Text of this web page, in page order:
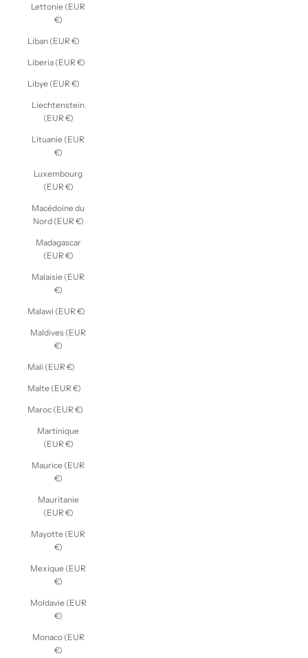
Lettonie (EUR
€)
Liban (EUR €)
Liberia (EUR €)
Libye (EUR €)
Liechtenstein
(EUR €)
Lituanie (EUR
€)
Luxembourg
(EUR €)
Macédoine du
Nord (EUR €)
Madagascar
(EUR €)
Malaisie (EUR
€)
Malawi (EUR €)
Maldives (EUR
€)
Mali (EUR €)
Malte (EUR €)
Maroc (EUR €)
Martinique
(EUR €)
Maurice (EUR
€)
Mauritanie
(EUR €)
Mayotte (EUR
€)
Mexique (EUR
€)
Moldavie (EUR
€)
Monaco (EUR
€)